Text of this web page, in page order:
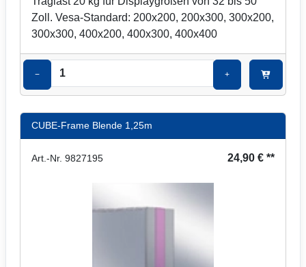
Zoll. Vesa-Standard: 200x200, 200x300, 300x200,
300x300, 400x200, 400x300, 400x400
− +
CUBE-Frame Blende 1,25m
Art.-Nr. 9827195 24,90 € **